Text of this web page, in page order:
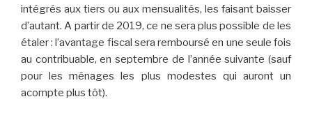
intégrés aux tiers ou aux mensualités, les faisant baisser
d’autant. A partir de 2019, ce ne sera plus possible de les
étaler : l’avantage fiscal sera remboursé en une seule fois
au contribuable, en septembre de l’année suivante (sauf
pour les ménages les plus modestes qui auront un
acompte plus tôt).